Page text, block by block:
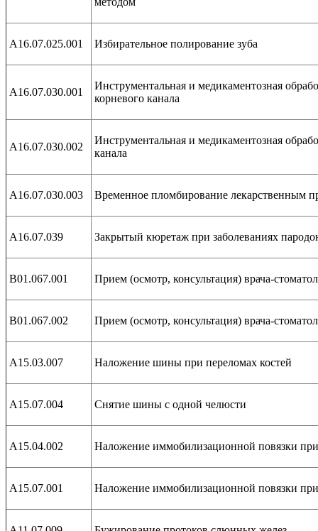
А16.07.025.001 Избирательное полирование зуба
А16.07.030.001
Инструментальная и медикаментозная
корневого канала
А16.07.030.002
Инструментальная и медикаментозная
канала
А16.07.030.003 Временное пломбирование лекарственным
А16.07.039 Закрытый кюретаж при заболеваниях
В01.067.001 Прием (осмотр, консультация) врача-
В01.067.002 Прием (осмотр, консультация) врача-
А15.03.007 Наложение шины при переломах костей
А15.07.004 Снятие шины с одной челюсти
А15.04.002 Наложение иммобилизационной повязки
А15.07.001 Наложение иммобилизационной повязки